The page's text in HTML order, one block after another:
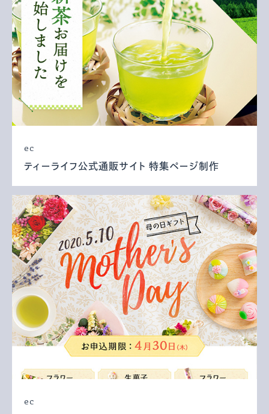
ec
ティーライフ公式通販サイト 特集ページ制作
ec